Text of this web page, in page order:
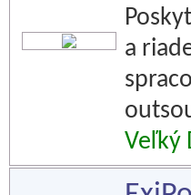
a
Veľký